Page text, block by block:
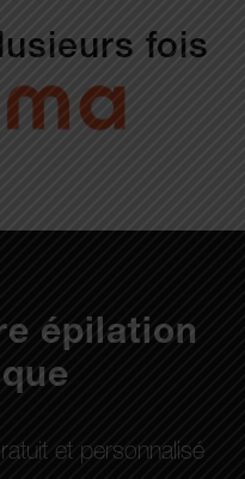
fois
épilation
et personnalisé